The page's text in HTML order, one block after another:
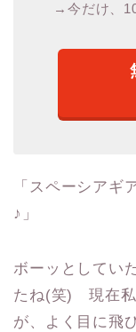
→今だけ、
「スペーシアギ
♪」
ボーッとしてい
たね(笑) 現在私
が、よく目に飛